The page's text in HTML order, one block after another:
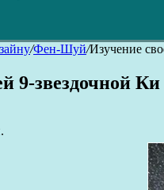
/Фен-Шуй/Изучение
9-звездочной Ки